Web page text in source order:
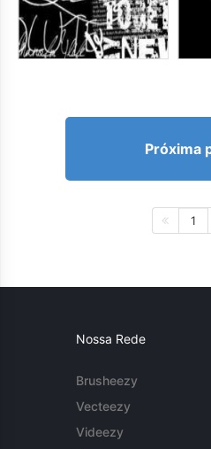
Próxima
1
Nossa Rede
Brusheezy
Vecteezy
Videezy